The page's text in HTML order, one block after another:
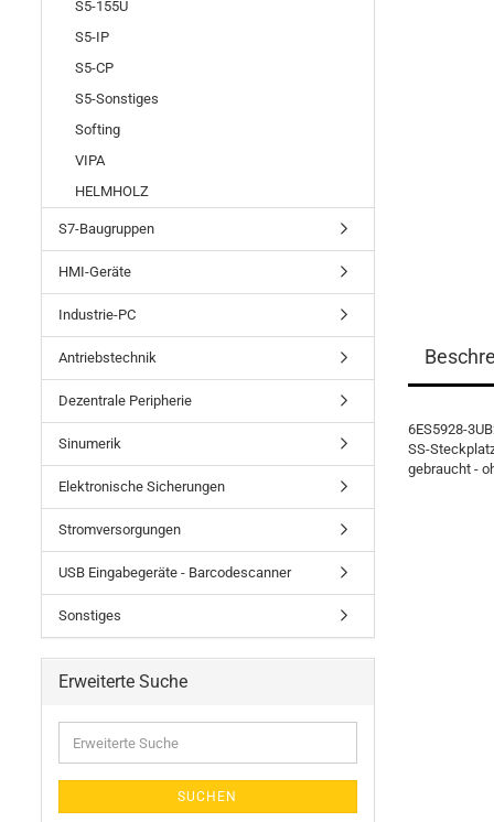
6ES5928-
SS-
gebraucht -
S5-155U
S5-IP
S5-CP
S5-Sonstiges
Softing
VIPA
HELMHOLZ
S7-Baugruppen
HMI-Geräte
Industrie-PC
Antriebstechnik
Dezentrale Peripherie
Sinumerik
Elektronische Sicherungen
Stromversorgungen
USB Eingabegeräte - Barcodescanner
Sonstiges
Erweiterte Suche
Suche
SUCHEN